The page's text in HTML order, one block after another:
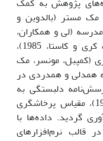
مستر (بالدوین و
مدرسه (لی و همکاران،
2017)، پرسش‌نامه شخصیتی نئو (مک کری و کاستا، 1985)،
(کمپبل، مونسر، مک
پرسش‌نامه همدلی و همدردی در
و همکاران، 2015)، پرسش‌نامه دلبستگی به
مدرسه (موتون، دی وایا و گلازیر، 1993)، مقیاس پرخاشگری
2001) گردآوری گردید. داده‌ها با
قالب نرم‌افزارهای